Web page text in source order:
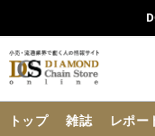
トップ 雑誌 レポー